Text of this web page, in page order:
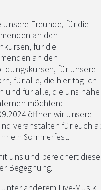
unsere Freunde, für die
an den
für die
an den
für unsere
für alle, die hier täglich
und für alle, die uns
möchten:
öffnen wir unsere
veranstalten für euch
ein Sommerfest.
uns und bereichert
Begegnung.
unter anderem Live-Musik